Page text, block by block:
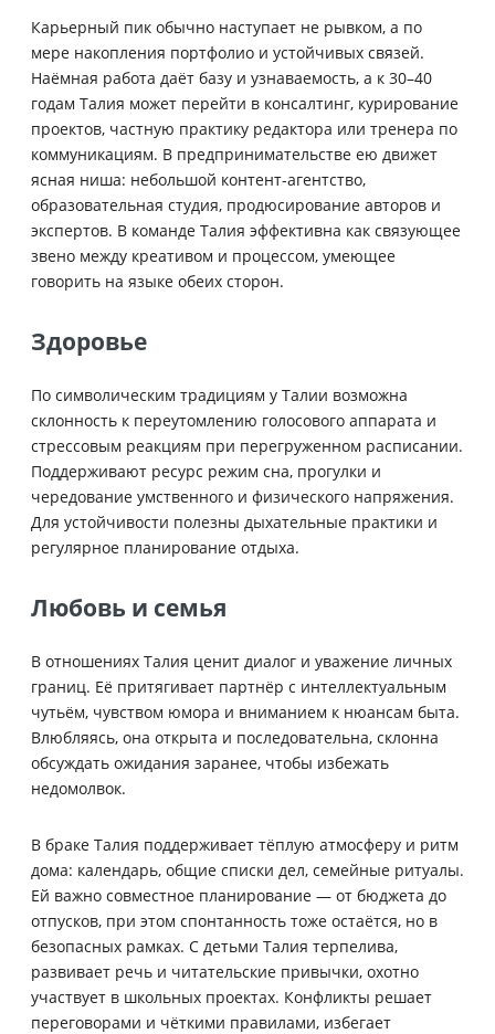
Карьерный пик обычно наступает не рывком, а по
мере накопления портфолио и устойчивых связей.
Наёмная работа даёт базу и узнаваемость, а к 30–40
годам Талия может перейти в консалтинг, курирование
проектов, частную практику редактора или тренера по
коммуникациям. В предпринимательстве ею движет
ясная ниша: небольшой контент-агентство,
образовательная студия, продюсирование авторов и
экспертов. В команде Талия эффективна как связующее
звено между креативом и процессом, умеющее
говорить на языке обеих сторон.
Здоровье
По символическим традициям у Талии возможна
склонность к переутомлению голосового аппарата и
стрессовым реакциям при перегруженном расписании.
Поддерживают ресурс режим сна, прогулки и
чередование умственного и физического напряжения.
Для устойчивости полезны дыхательные практики и
регулярное планирование отдыха.
Любовь и семья
В отношениях Талия ценит диалог и уважение личных
границ. Её притягивает партнёр с интеллектуальным
чутьём, чувством юмора и вниманием к нюансам быта.
Влюбляясь, она открыта и последовательна, склонна
обсуждать ожидания заранее, чтобы избежать
недомолвок.
В браке Талия поддерживает тёплую атмосферу и ритм
дома: календарь, общие списки дел, семейные ритуалы.
Ей важно совместное планирование — от бюджета до
отпусков, при этом спонтанность тоже остаётся, но в
безопасных рамках. С детьми Талия терпелива,
развивает речь и читательские привычки, охотно
участвует в школьных проектах. Конфликты решает
переговорами и чёткими правилами, избегает